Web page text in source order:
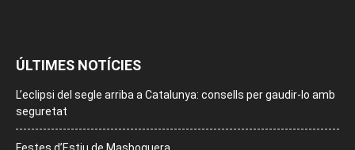
ÚLTIMES NOTÍCIES
L’eclipsi del segle arriba a Catalunya: consells per gaudir-lo amb
seguretat